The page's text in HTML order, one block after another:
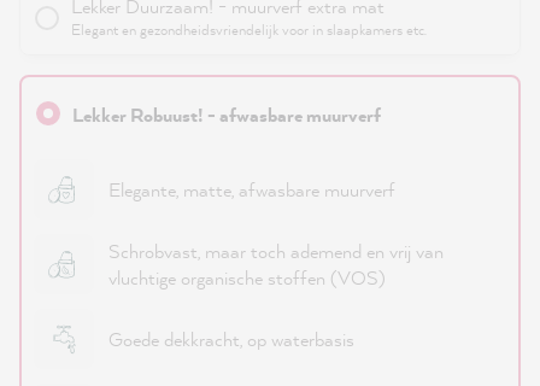
Lekker Duurzaam! - muurverf extra mat
Elegant en gezondheidsvriendelijk voor in slaapkamers etc.
Lekker Robuust! - afwasbare muurverf
Elegante, matte, afwasbare muurverf
Schrobvast, maar toch ademend en vrij van
vluchtige organische stoffen (VOS)
Goede dekkracht, op waterbasis